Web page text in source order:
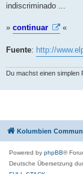
indiscriminado ...
» continuar «
Fuente: http://
Du machst einen simplen
Kolumbien
Powered by phpBB®
Deutsche Übersetzung